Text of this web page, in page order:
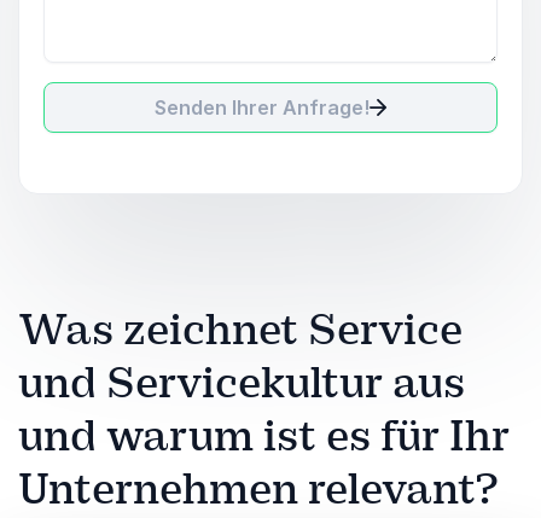
Senden Ihrer Anfrage!
Was zeichnet Service
und Servicekultur aus
und warum ist es für Ihr
Unternehmen relevant?